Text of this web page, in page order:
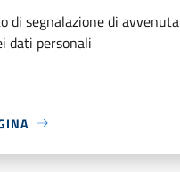
di segnalazione di avvenuta
dati personali